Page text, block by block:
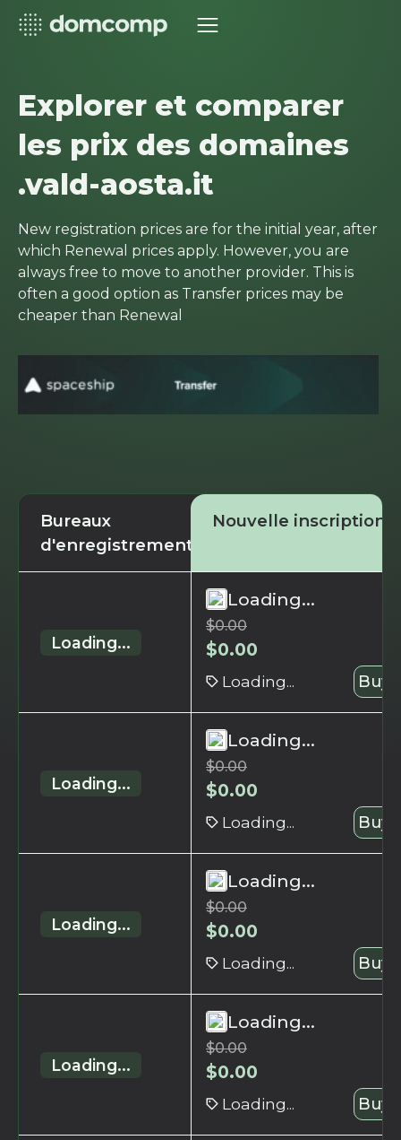
Explorer et comparer
les prix des domaines
.vald-aosta.it
New registration prices are for the initial year, after
which Renewal prices apply. However, you are
always free to move to another provider. This is
often a good option as Transfer prices may be
cheaper than Renewal
Bureaux
d'enregistrement
Nouvelle inscription
Loading...
Loading...
$0.00
$0.00
Loading... Buy
Loading...
Loading...
$0.00
$0.00
Loading... Buy
Loading...
Loading...
$0.00
$0.00
Loading... Buy
Loading...
Loading...
$0.00
$0.00
Loading... Buy